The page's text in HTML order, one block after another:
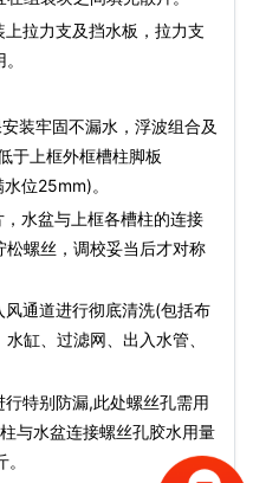
拉力支及挡水板，拉力支
牢固不漏水，浮波组合及
于上框外框槽柱脚板
位25mm)。
水盆与上框各槽柱的连接
螺丝，调校妥当后才对称
通道进行彻底清洗(包括布
缸、过滤网、出入水管、
特别防漏,此处螺丝孔需用
与水盆连接螺丝孔胶水用量